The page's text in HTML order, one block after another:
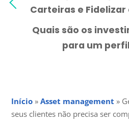
Carteiras e Fidelizar
Quais são os
para um
Início » Asset management »
seus clientes não precisa ser